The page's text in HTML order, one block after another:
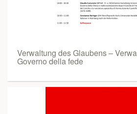
Verwaltung des Glaubens –
Governo della fede